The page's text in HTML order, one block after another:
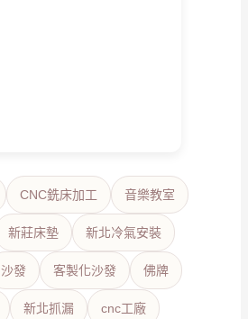
CNC銑床加工 音樂教室
新莊床墊 新北冷氣安裝
沙發 客製化沙發 佛牌
新北抓漏 cnc工廠